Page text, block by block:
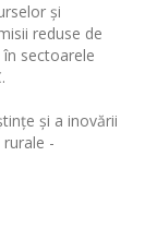
și
reduse de
sectoarele
și a inovării
-